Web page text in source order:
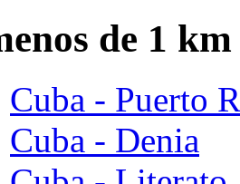
de 1
Cuba - Puerto
Cuba - Denia